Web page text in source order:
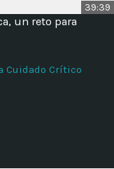
39:39
un reto para
Cuidado Crítico